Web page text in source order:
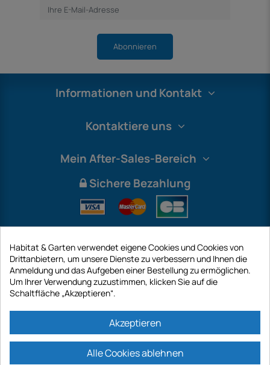
Abonnieren
Informationen und Kontakt
Kontaktiere uns
Mein After-Sales-Bereich
Sichere Bezahlung
International
Habitat & Garten verwendet eigene Cookies und Cookies von
Drittanbietern, um unsere Dienste zu verbessern und Ihnen die
Anmeldung und das Aufgeben einer Bestellung zu ermöglichen.
Um Ihrer Verwendung zuzustimmen, klicken Sie auf die
Schaltfläche „Akzeptieren“.
Akzeptieren
Alle Cookies ablehnen